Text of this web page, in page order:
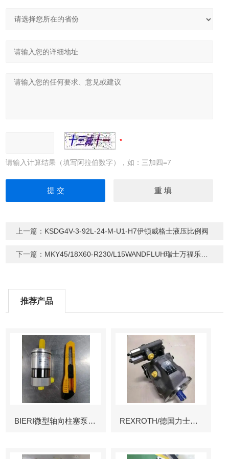
请输入计算结果（填写阿拉伯数字），如：三加四=7
上一篇： KSDG4V-3-92L-24-M-U1-H7伊顿威格士液压比例阀
下一篇： MKY45/18X60-R230/L15WANDFLUH瑞士万福乐防爆线圈
推荐产品
BIERI微型轴向柱塞泵AKP REXROTH/德国力士乐叶片泵